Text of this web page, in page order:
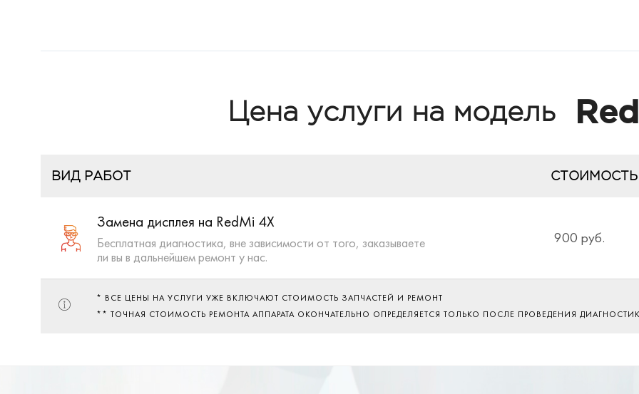
Цена услуги на модель
ВИД РАБОТ СТОИМОСТЬ
Замена дисплея на RedMi 4X
Бесплатная диагностика, вне зависимости от того, заказываете
ли вы в дальнейшем ремонт у нас.
900 руб.
* ВСЕ ЦЕНЫ НА УСЛУГИ УЖЕ ВКЛЮЧАЮТ СТОИМОСТЬ ЗАПЧАСТЕЙ И РЕМОНТ
** ТОЧНАЯ СТОИМОСТЬ РЕМОНТА АППАРАТА ОКОНЧАТЕЛЬНО ОПРЕДЕЛЯЕТСЯ ТОЛЬКО ПОСЛЕ ПРОВЕДЕНИЯ